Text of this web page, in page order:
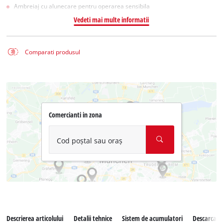
Ambreiaj cu alunecare pentru operarea sensibila
Vedeti mai multe informatii
Comparati produsul
Comercianti in zona
Cod poștal sau oraș
Descrierea articolului Detalii tehnice Sistem de acumulatori Descarcari